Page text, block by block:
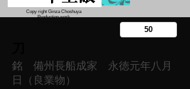
Copy right Ginza Choshuya
Production work
銘 備州長船成家 永徳元年八月
日（良業物）